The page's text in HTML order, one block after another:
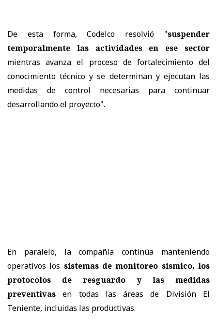
De esta forma, Codelco resolvió "suspender
temporalmente las actividades en ese sector
mientras avanza el proceso de fortalecimiento del
conocimiento técnico y se determinan y ejecutan las
medidas de control necesarias para continuar
desarrollando el proyecto".
En paralelo, la compañía continúa manteniendo
operativos los sistemas de monitoreo sísmico, los
protocolos de resguardo y las medidas
preventivas en todas las áreas de División El
Teniente, incluidas las productivas.